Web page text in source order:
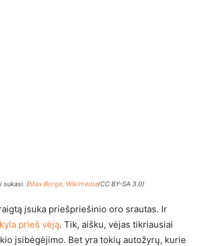
sukasi. (Max Borge, Wikimedia(CC BY-SA 3.0)
įsuka priešpriešinio oro srautas. Ir
prieš vėją. Tik, aišku, vėjas tikriausiai
įsibėgėjimo. Bet yra tokių autožyrų, kurie